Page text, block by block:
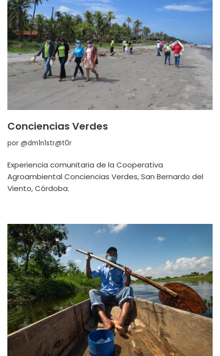
Conciencias Verdes
por @dm1n1str@t0r
Experiencia comunitaria de la Cooperativa
Agroambiental Conciencias Verdes, San Bernardo del
Viento, Córdoba.